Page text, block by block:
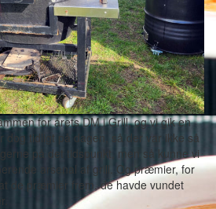
for årets DM i Grill, og vi gik en
dog tidligt på dagen, så der var ikke så
på det tidspunkt, men så kunne vi
arsenal af grill. Og præmier, for
de præmier frem, de havde vundet